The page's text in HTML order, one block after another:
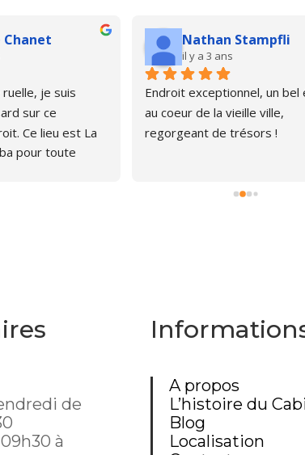
je suis
sur ce
Ce lieu est La
pour toute
que
Nathan Stampfli
il y a 3 ans
Endroit exceptionnel, un bel
au coeur de la vieille ville,
regorgeant de trésors !
de
à
A propos
L’histoire du
Blog
Localisation